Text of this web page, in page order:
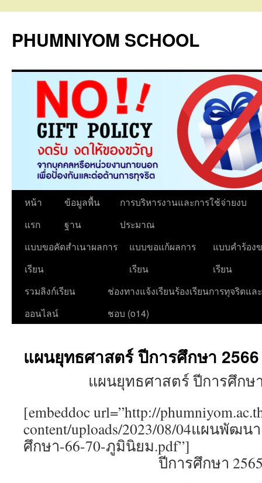
PHUMNIYOM SCHOOL
ข้าม
ไป
ยัง
เนื้อหา
หน้า
แรก
ข้อมูลพื้น
ฐาน
การบริหารงานและการใช้จ่ายงบ
ประมาณ
แบบขอคัดสำเนาผลการ
เรียน
แบบขอแก้ผลการ
เรียน
แบบคำร้อง
เรียน
รวมลิงก์เรียน
ออนไลน์
ช่องทางแจ้งเรียนร้องเรียนการทุจริตแล
ชอบ (o14)
แผนยุทธศาสตร์ ปีการศึกษา 2566
แผนยุทธศาสตร์ ปีการศึกษา
[embeddoc url=”http://
content/uploads/2023/08/04แผนพัฒ
ศึกษา-66-70-ภูมินิยม.pdf”]
ปีการศึกษา